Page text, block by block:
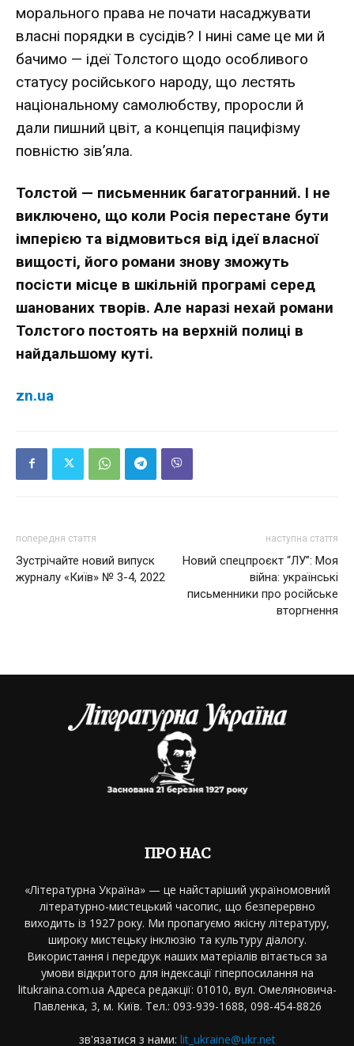
морального права не почати насаджувати
власні порядки в сусідів? І нині саме це ми й
бачимо — ідеї Толстого щодо особливого
статусу російського народу, що лестять
національному самолюбству, проросли й
дали пишний цвіт, а концепція пацифізму
повністю зів’яла.
Толстой — письменник багатогранний. І не
виключено, що коли Росія перестане бути
імперією та відмовиться від ідеї власної
вищості, його романи знову зможуть
посісти місце в шкільній програмі серед
шанованих творів. Але наразі нехай романи
Толстого постоять на верхній полиці в
найдальшому куті.
zn.ua
попередня стаття
Зустрічайте новий випуск
журналу «Київ» № 3-4, 2022
наступна стаття
Новий спецпроєкт “ЛУ”: Моя
війна: українські
письменники про російське
вторгнення
ПРО НАС
«Літературна Україна» — це найстаріший україномовний
літературно-мистецький часопис, що безперервно
виходить із 1927 року. Ми пропагуємо якісну літературу,
широку мистецьку інклюзію та культуру діалогу.
Використання і передрук наших матеріалів вітається за
умови відкритого для індексації гіперпосилання на
litukraina.com.ua Адреса редакції: 01010, вул. Омеляновича-
Павленка, 3, м. Київ. Тел.: 093-939-1688, 098-454-8826
зв'язатися з нами: lit_ukraine@ukr.net